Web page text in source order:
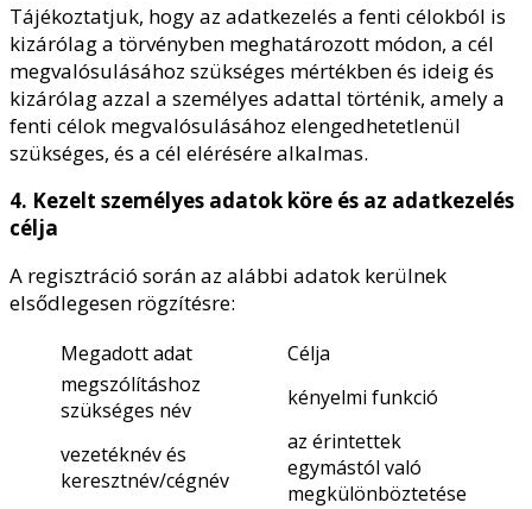
Tájékoztatjuk, hogy az adatkezelés a fenti célokból is
kizárólag a törvényben meghatározott módon, a cél
megvalósulásához szükséges mértékben és ideig és
kizárólag azzal a személyes adattal történik, amely a
fenti célok megvalósulásához elengedhetetlenül
szükséges, és a cél elérésére alkalmas.
4. Kezelt személyes adatok köre és az adatkezelés
célja
A regisztráció során az alábbi adatok kerülnek
elsődlegesen rögzítésre:
Megadott adat
Célja
megszólításhoz
szükséges név
kényelmi funkció
vezetéknév és
keresztnév/cégnév
az érintettek
egymástól való
megkülönböztetése